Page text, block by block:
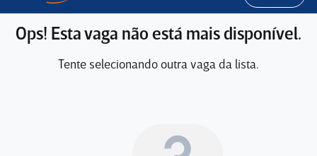
Ops! Esta vaga não está mais disponível.
Tente selecionando outra vaga da lista.